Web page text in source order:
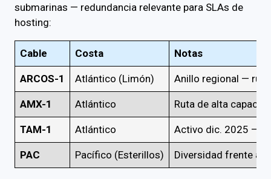
submarinas — redundancia relevante para SLAs de
hosting:
Cable Costa Notas
ARCOS-1 Atlántico (Limón) Anillo regional —
AMX-1 Atlántico Ruta de alta
TAM-1 Atlántico Activo dic. 2025 —
PAC Pacífico (Esterillos) Diversidad frente a